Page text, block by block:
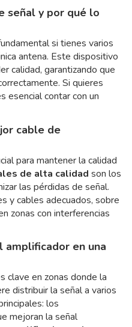
señal y por qué lo
si tienes varios
antena. Este dispositivo
calidad, garantizando que
Si quieres
esencial contar con un
cable de
para mantener la calidad
de alta calidad son los
las pérdidas de señal.
y cables adecuados, sobre
zonas con interferencias
amplificador en una
clave en zonas donde la
distribuir la señal a varios
los
mejoran la señal